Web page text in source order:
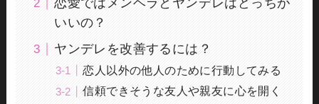
恋愛ではメンヘラとヤンデレはどっちが
いいの？
ヤンデレを改善するには？
恋人以外の他人のために行動してみる
信頼できそうな友人や親友に心を開く